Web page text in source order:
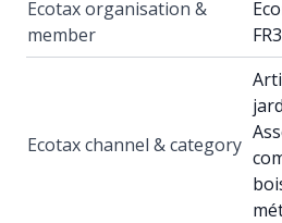
Ecotax organisation &
member
Ecotax channel & category